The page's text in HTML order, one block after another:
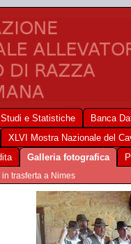
Studi e Statistiche
Banca
XLVI Mostra Nazionale del
Galleria fotografica
in trasferta a Nimes